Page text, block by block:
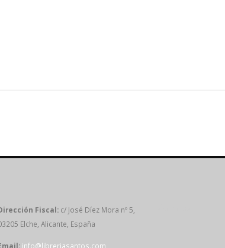
Fiscal: c/ José Díez Mora nº 5,
Elche, Alicante, España
info@libreriasantos.com